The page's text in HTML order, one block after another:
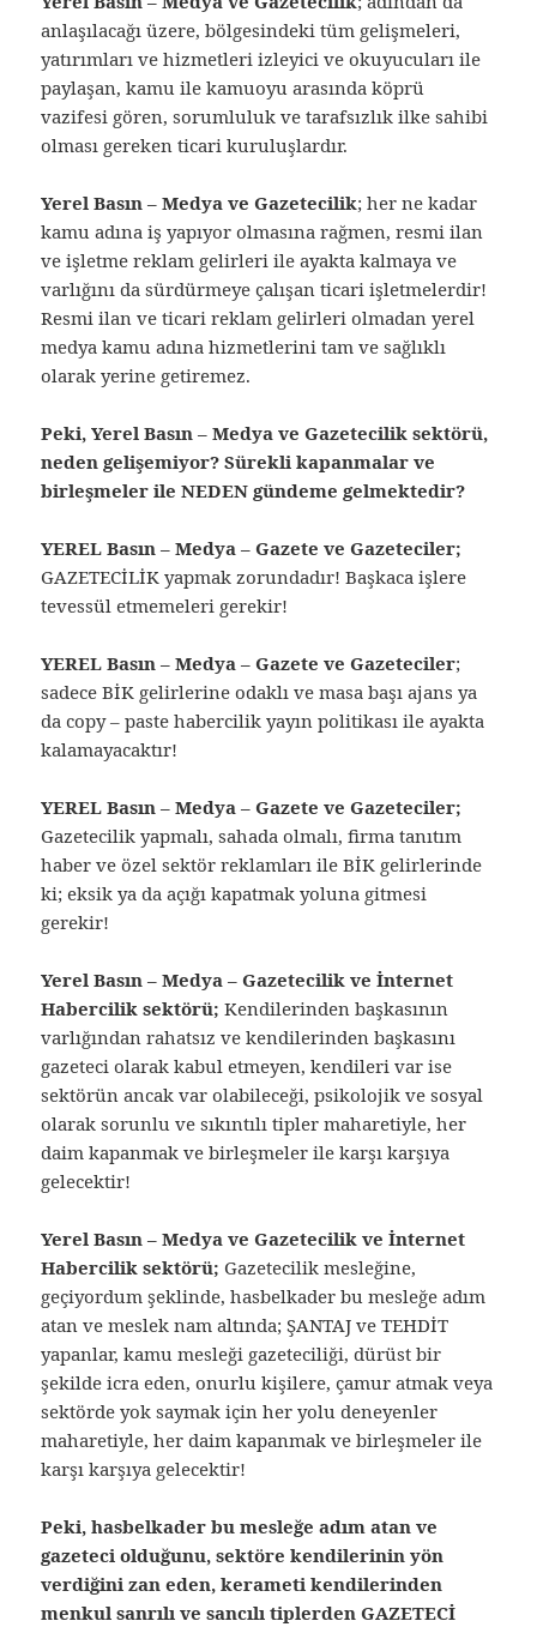
anlaşılacağı üzere, bölgesindeki tüm gelişmeleri,
yatırımları ve hizmetleri izleyici ve okuyucuları ile
paylaşan, kamu ile kamuoyu arasında köprü
vazifesi gören, sorumluluk ve tarafsızlık ilke sahibi
olması gereken ticari kuruluşlardır.
Yerel Basın – Medya ve Gazetecilik; her ne kadar
kamu adına iş yapıyor olmasına rağmen, resmi ilan
ve işletme reklam gelirleri ile ayakta kalmaya ve
varlığını da sürdürmeye çalışan ticari işletmelerdir!
Resmi ilan ve ticari reklam gelirleri olmadan yerel
medya kamu adına hizmetlerini tam ve sağlıklı
olarak yerine getiremez.
Peki, Yerel Basın – Medya ve Gazetecilik sektörü,
neden gelişemiyor? Sürekli kapanmalar ve
birleşmeler ile NEDEN gündeme gelmektedir?
YEREL Basın – Medya – Gazete ve Gazeteciler;
GAZETECİLİK yapmak zorundadır! Başkaca işlere
tevessül etmemeleri gerekir!
YEREL Basın – Medya – Gazete ve Gazeteciler;
sadece BİK gelirlerine odaklı ve masa başı ajans ya
da copy – paste habercilik yayın politikası ile ayakta
kalamayacaktır!
YEREL Basın – Medya – Gazete ve Gazeteciler;
Gazetecilik yapmalı, sahada olmalı, firma tanıtım
haber ve özel sektör reklamları ile BİK gelirlerinde
ki; eksik ya da açığı kapatmak yoluna gitmesi
gerekir!
Yerel Basın – Medya – Gazetecilik ve İnternet
Habercilik sektörü; Kendilerinden başkasının
varlığından rahatsız ve kendilerinden başkasını
gazeteci olarak kabul etmeyen, kendileri var ise
sektörün ancak var olabileceği, psikolojik ve sosyal
olarak sorunlu ve sıkıntılı tipler maharetiyle, her
daim kapanmak ve birleşmeler ile karşı karşıya
gelecektir!
Yerel Basın – Medya ve Gazetecilik ve İnternet
Habercilik sektörü; Gazetecilik mesleğine,
geçiyordum şeklinde, hasbelkader bu mesleğe adım
atan ve meslek nam altında; ŞANTAJ ve TEHDİT
yapanlar, kamu mesleği gazeteciliği, dürüst bir
şekilde icra eden, onurlu kişilere, çamur atmak veya
sektörde yok saymak için her yolu deneyenler
maharetiyle, her daim kapanmak ve birleşmeler ile
karşı karşıya gelecektir!
Peki, hasbelkader bu mesleğe adım atan ve
gazeteci olduğunu, sektöre kendilerinin yön
verdiğini zan eden, kerameti kendilerinden
menkul sanrılı ve sancılı tiplerden GAZETECİ